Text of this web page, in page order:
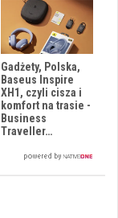
Gadżety, Polska,
Baseus Inspire
XH1, czyli cisza i
komfort na trasie -
Business
Traveller…